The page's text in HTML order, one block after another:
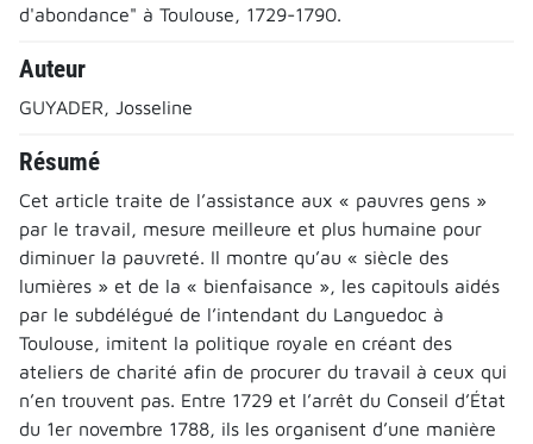
d'abondance" à Toulouse, 1729-1790.
Auteur
GUYADER, Josseline
Résumé
Cet article traite de l’assistance aux « pauvres gens »
par le travail, mesure meilleure et plus humaine pour
diminuer la pauvreté. Il montre qu’au « siècle des
lumières » et de la « bienfaisance », les capitouls aidés
par le subdélégué de l’intendant du Languedoc à
Toulouse, imitent la politique royale en créant des
ateliers de charité afin de procurer du travail à ceux qui
n’en trouvent pas. Entre 1729 et l’arrêt du Conseil d’État
du 1er novembre 1788, ils les organisent d’une manière